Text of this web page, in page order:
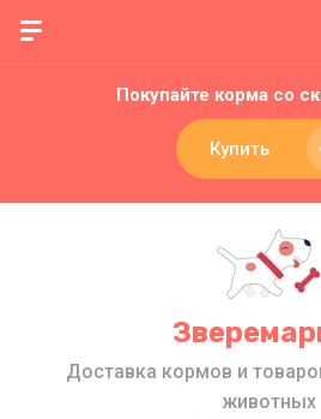
Покупайте корма со
Купить
Доставка кормов и
животных